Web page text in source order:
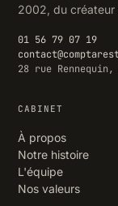
2002, du créateur
01 56 79 07 19
28 rue
CABINET
À propos
Notre histoire
L'équipe
Nos valeurs